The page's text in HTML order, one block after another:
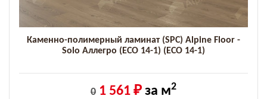
Каменно-полимерный ламинат (SPC) Alpine Floor -
Solo Аллегро (ECO 14-1) (ECO 14-1)
0 1 561 ₽ за м2